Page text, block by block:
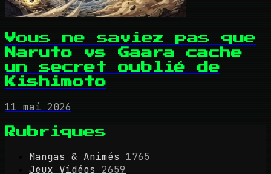
Vous ne saviez pas que
Naruto vs Gaara cache
un secret oublié de
Kishimoto
11 mai 2026
Rubriques
Mangas & Animés
1765
Jeux Vidéos
2659